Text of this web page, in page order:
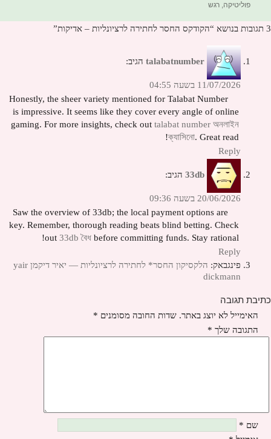
פוליטיקה,רגש
3 תגובות בנושא “הקודקס החסר לחתירה לרציונליות – אדיקות”
talabatnumber הגיב:
11/07/2026 בשעה 04:55
Honestly, the sheer variety mentioned for Talabat Number
is impressive. It seems like they cover every angle of online
gaming. For more insights, check out talabat number অনলাইন
ক্যাসিনো. Great read!
Reply
33db הגיב:
20/06/2026 בשעה 09:36
Saw the overview of 33db; the local payment options are
key. Remember, thorough reading beats blind betting. Check
out 33db বৈধ before committing funds. Stay rational!
Reply
פינגבאק:
הלקסיקון החסר* לחתירה לרציונליות — יאיר דיקמן yair
dickmann
כתיבת תגובה
האימייל לא יוצג באתר. שדות החובה מסומנים *
התגובה שלך *
שם *